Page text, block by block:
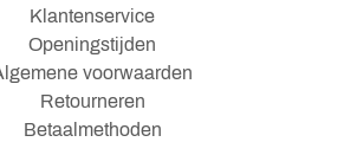
Klantenservice
Openingstijden
voorwaarden
Retourneren
Betaalmethoden